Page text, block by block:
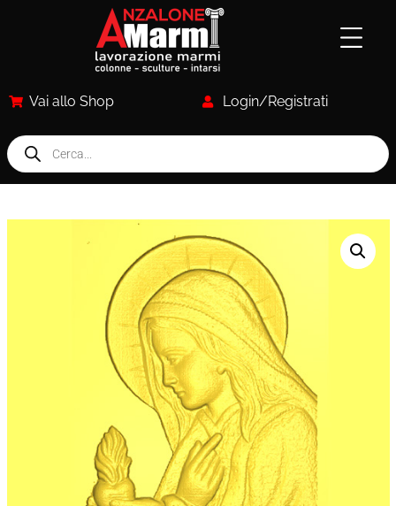
Vai allo Shop Login/Registrati